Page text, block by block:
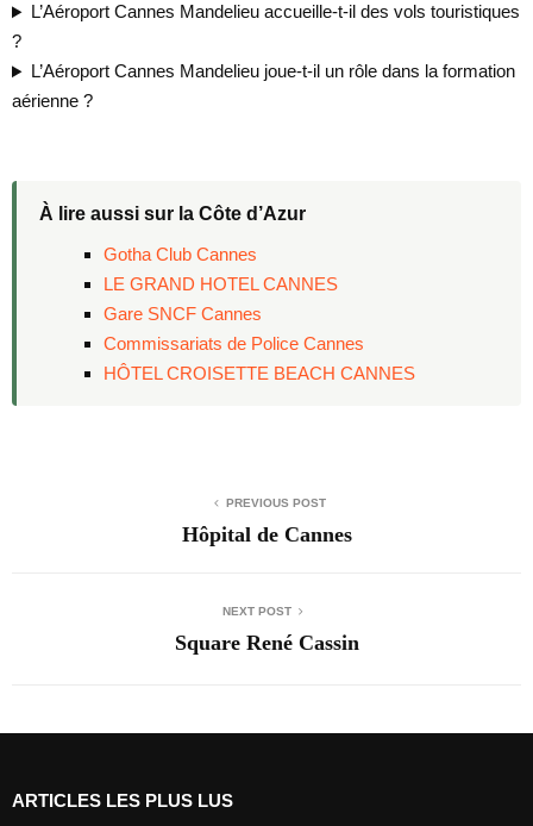
L’Aéroport Cannes Mandelieu accueille-t-il des vols touristiques
?
L’Aéroport Cannes Mandelieu joue-t-il un rôle dans la formation
aérienne ?
À lire aussi sur la Côte d’Azur
Gotha Club Cannes
LE GRAND HOTEL CANNES
Gare SNCF Cannes
Commissariats de Police Cannes
HÔTEL CROISETTE BEACH CANNES
PREVIOUS POST
Hôpital de Cannes
NEXT POST
Square René Cassin
ARTICLES LES PLUS LUS